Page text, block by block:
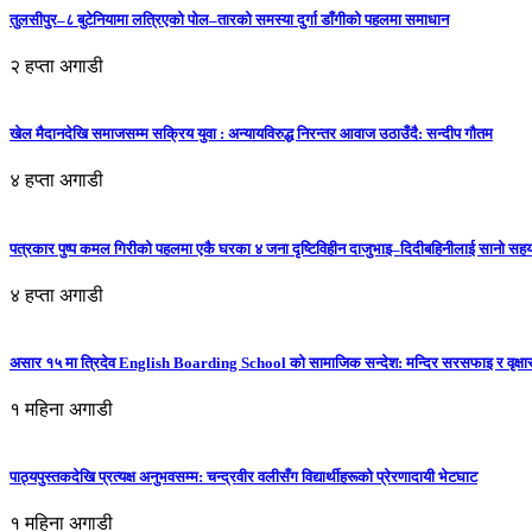
तुलसीपुर–८ बुटेनियामा लत्रिएको पोल–तारको समस्या दुर्गा डाँगीको पहलमा समाधान
२ हप्ता अगाडी
खेल मैदानदेखि समाजसम्म सक्रिय युवा : अन्यायविरुद्ध निरन्तर आवाज उठाउँदै: सन्दीप गौतम
४ हप्ता अगाडी
पत्रकार पुष्प कमल गिरीको पहलमा एकै घरका ४ जना दृष्टिविहीन दाजुभाइ–दिदीबहिनीलाई सानो
४ हप्ता अगाडी
असार १५ मा त्रिदेव English Boarding School को सामाजिक सन्देश: मन्दिर सरसफाइ र
१ महिना अगाडी
पाठ्यपुस्तकदेखि प्रत्यक्ष अनुभवसम्म: चन्द्रवीर वलीसँग विद्यार्थीहरूको प्रेरणादायी भेटघाट
१ महिना अगाडी